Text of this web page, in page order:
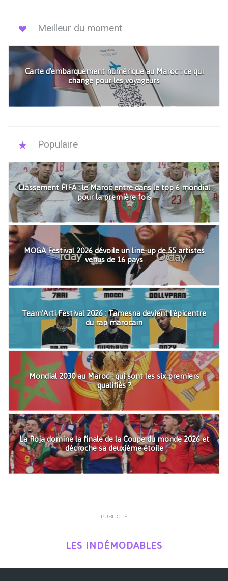
Meilleur du moment
Carte d'embarquement numérique au Maroc : ce qui
change pour les voyageurs
Populaire
Classement FIFA : le Maroc entre dans le top 6 mondial
pour la première fois
MOGA Festival 2026 dévoile un line-up de 55 artistes
venus de 16 pays
Team'Arti Festival 2026 : Tamesna devient l'épicentre
du rap marocain
Mondial 2030 au Maroc : qui sont les six premiers
qualifiés ?
La Roja domine la finale de la Coupe du monde 2026 et
décroche sa deuxième étoile
PUBLICITÉ
LES INDÉMODABLES